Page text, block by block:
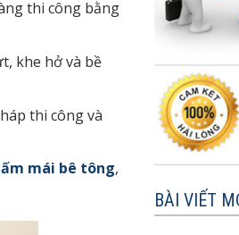
thi công bằng
khe hở và bề
thi công và
mái bê tông,
BÀI VIẾT